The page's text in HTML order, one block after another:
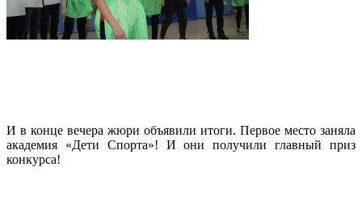
И в конце вечера жюри объявили итоги. Первое место заняла
академия «Дети Спорта»! И они получили главный приз
конкурса!